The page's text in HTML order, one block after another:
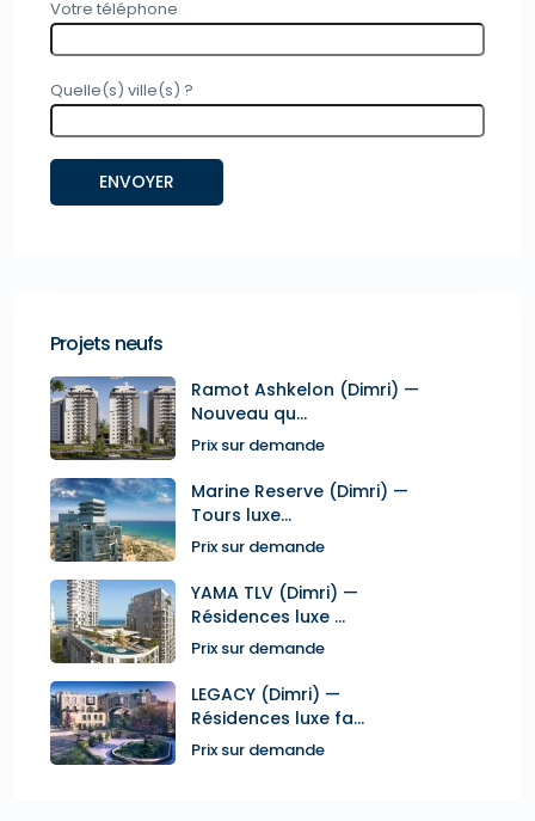
Votre téléphone
Quelle(s) ville(s) ?
Projets neufs
Ramot Ashkelon (Dimri) —
Nouveau qu...
Prix sur demande
Marine Reserve (Dimri) —
Tours luxe...
Prix sur demande
YAMA TLV (Dimri) —
Résidences luxe ...
Prix sur demande
LEGACY (Dimri) —
Résidences luxe fa...
Prix sur demande